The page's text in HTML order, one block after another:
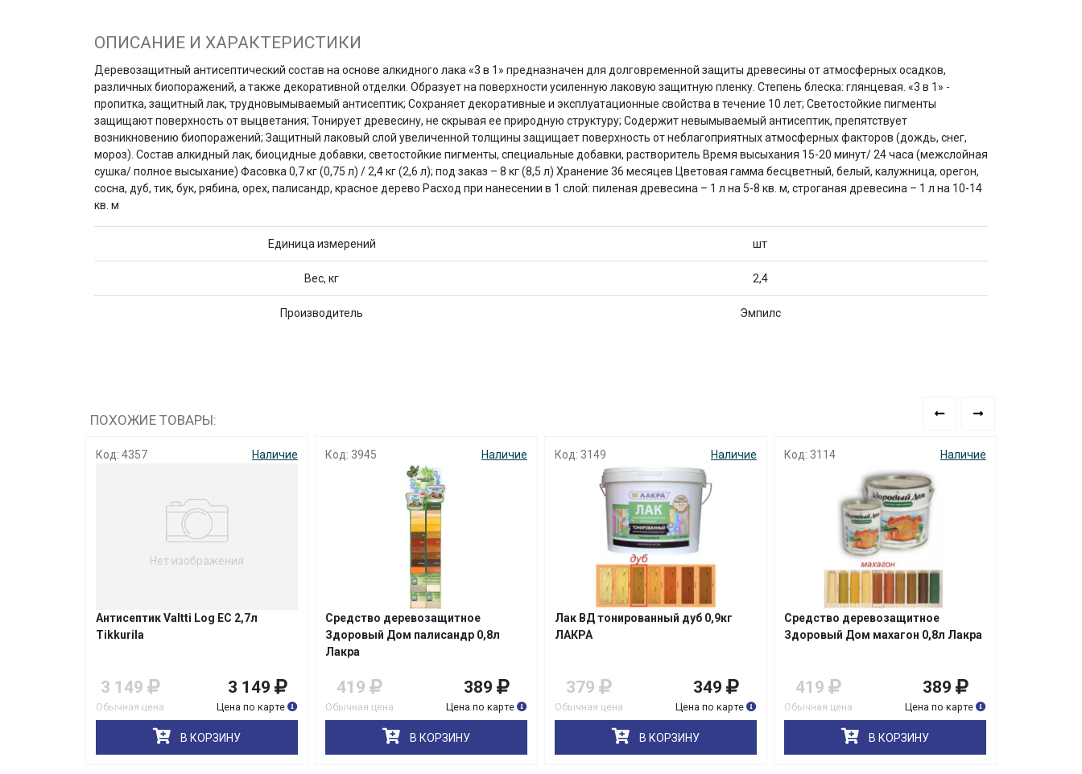
ОПИСАНИЕ И ХАРАКТЕРИСТИКИ
Деревозащитный антисептический состав на основе алкидного лака «3 в 1» предназначен для долговременной защиты древесины от атмосферных осадков,
различных биопоражений, а также декоративной отделки. Образует на поверхности усиленную лаковую защитную пленку. Степень блеска: глянцевая. «3 в 1» -
пропитка, защитный лак, трудновымываемый антисептик; Сохраняет декоративные и эксплуатационные свойства в течение 10 лет; Светостойкие пигменты
защищают поверхность от выцветания; Тонирует древесину, не скрывая ее природную структуру; Содержит невымываемый антисептик, препятствует
возникновению биопоражений; Защитный лаковый слой увеличенной толщины защищает поверхность от неблагоприятных атмосферных факторов (дождь, снег,
мороз). Состав алкидный лак, биоцидные добавки, светостойкие пигменты, специальные добавки, растворитель Время высыхания 15-20 минут/ 24 часа (межслойная
сушка/ полное высыхание) Фасовка 0,7 кг (0,75 л) / 2,4 кг (2,6 л); под заказ – 8 кг (8,5 л) Хранение 36 месяцев Цветовая гамма бесцветный, белый, калужница, орегон,
сосна, дуб, тик, бук, рябина, орех, палисандр, красное дерево Расход при нанесении в 1 слой: пиленая древесина – 1 л на 5-8 кв. м, строганая древесина – 1 л на 10-14
кв. м
Единица измерений шт
Вес, кг 2,4
Производитель Эмпилс
ПОХОЖИЕ ТОВАРЫ:
Код: 4357 Наличие
Нет изображения
Антисептик Valtti Log EC 2,7л
Tikkurila
3 149
Обычная цена
3 149
Цена по карте
В КОРЗИНУ
Код: 3945 Наличие
Средство деревозащитное
Здоровый Дом палисандр 0,8л
Лакра
419
Обычная цена
389
Цена по карте
В КОРЗИНУ
Код: 3149 Наличие
Лак ВД тонированный дуб 0,9кг
ЛАКРА
379
Обычная цена
349
Цена по карте
В КОРЗИНУ
Код: 3114 Наличие
Средство деревозащитное
Здоровый Дом махагон 0,8л Лакра
419
Обычная цена
389
Цена по карте
В КОРЗИНУ
с вашей картыпо 25%каждые 2 недели
Подробнее об оплате Плайтом
раз в 2
раз в 2 недели